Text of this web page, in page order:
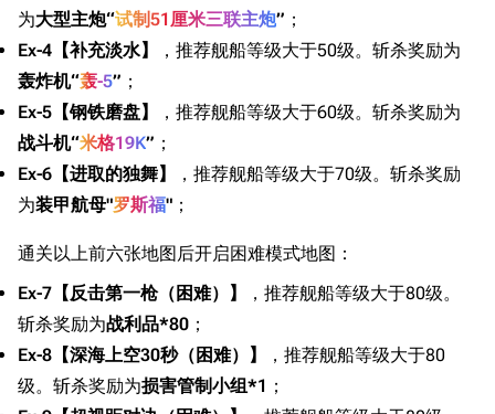
为大型主炮“试制51厘米三联主炮” ；
Ex-4【补充淡水】
，推荐舰船等级大于50级。斩杀奖励为
轰炸机“轰-5” ；
Ex-5【钢铁磨盘】
，推荐舰船等级大于60级。斩杀奖励为
战斗机“米格19K” ；
Ex-6【进取的独舞】
，推荐舰船等级大于70级。斩杀奖励
为装甲航母"罗斯福" ；
通关以上前六张地图后开启困难模式地图：
Ex-7【反击第一枪（困难）】
，推荐舰船等级大于80级。
斩杀奖励为战利品*80 ；
Ex-8【深海上空30秒（困难）】
，推荐舰船等级大于80
级。斩杀奖励为损害管制小组*1 ；